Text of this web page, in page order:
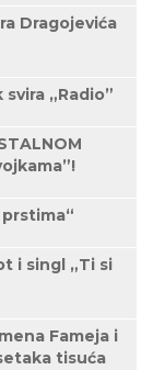
Dragojevića
„Radio”
i singl „Ti si
Fameja i
tisuća